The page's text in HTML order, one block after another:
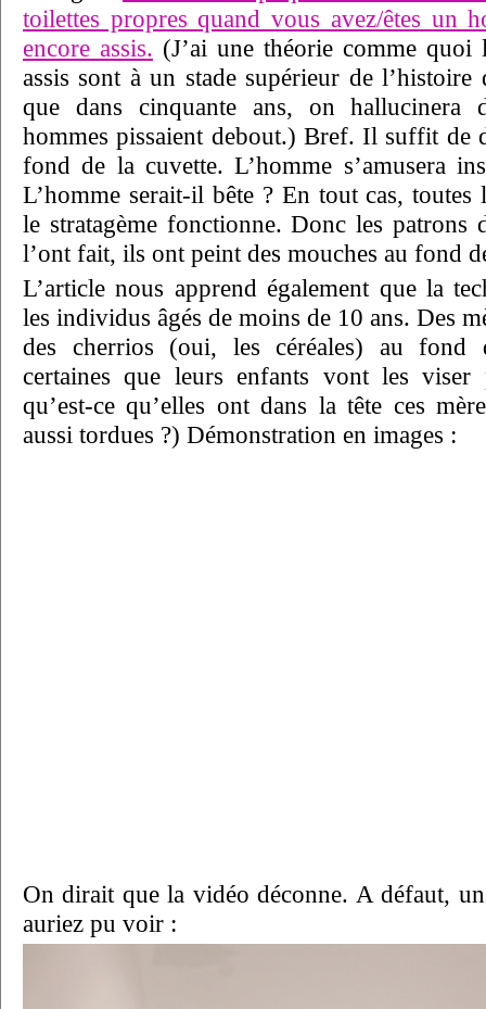
toilettes propres quand vous avez/êtes un
encore assis. (J’ai une théorie comme quoi
assis sont à un stade supérieur de l’histoire
que dans cinquante ans, on hallucinera
hommes pissaient debout.) Bref. Il suffit de
fond de la cuvette. L’homme s’amusera
L’homme serait-il bête ? En tout cas, toutes
le stratagème fonctionne. Donc les patrons
l’ont fait, ils ont peint des mouches au fond
L’article nous apprend également que la
les individus âgés de moins de 10 ans. Des
des cherrios (oui, les céréales) au fond
certaines que leurs enfants vont les
qu’est-ce qu’elles ont dans la tête ces
aussi tordues ?) Démonstration en images :
On dirait que la vidéo déconne. A défaut,
auriez pu voir :